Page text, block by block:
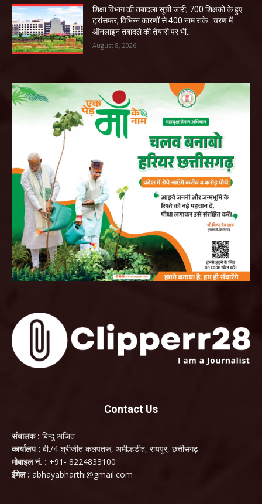
शिक्षा विभाग की तबादला सूची जारी, 700 शिक्षको के हुए
ट्रांसफर, विभिन्न कारणों से 400 नाम रुके…चरण में
ऑनलाइन तबादले की तैयारी पर भी...
August 8, 2026
Contact Us
संचालक : बिन्दु अजित
कार्यालय : बी./4 श्रीजीत कलपतरू, अमील्हडीह, रायपुर, छत्तीसगढ़
मोबाइल नं. : +91- 8224833100
ईमेल : abhayabharthi@gmail.com